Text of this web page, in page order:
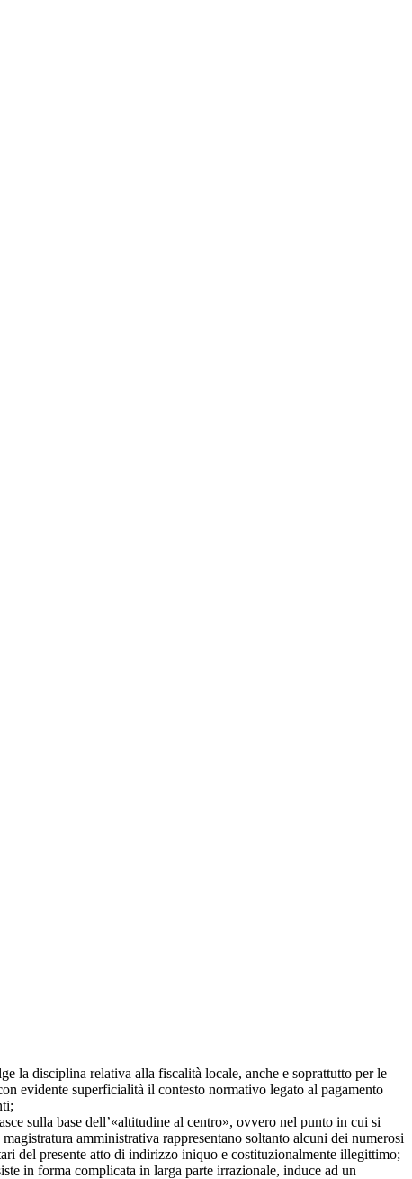
disciplina relativa alla fiscalità locale, anche e soprattutto per le
evidente superficialità il contesto normativo legato al pagamento
sulla base dell’«altitudine al centro», ovvero nel punto in cui si
amministrativa rappresentano soltanto alcuni dei numerosi
del presente atto di indirizzo iniquo e costituzionalmente illegittimo;
forma complicata in larga parte irrazionale, induce ad un